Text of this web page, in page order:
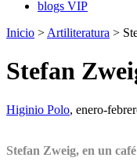
blogs VIP
Inicio > Artiliteratura >
Stefan
Higinio Polo, enero-
Stefan Zweig, en un